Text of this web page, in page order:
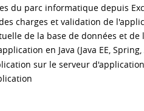
du parc informatique depuis
charges et validation de
de la base de données et de
en Java (Java EE, Spring,
sur le serveur d'application